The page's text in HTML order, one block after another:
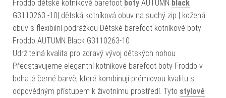
Froddo dětské kotníkové barefoot boty AUTUMN black
G3110263 -10| dětská kotníková obuv na suchý zip | kožená
obuv s flexibilní podrážkou Dětské barefoot kotníkové boty
Froddo AUTUMN Black G3110263-10
Udržitelná kvalita pro zdravý vývoj dětských nohou
Představujeme elegantní kotníkové barefoot boty Froddo v
bohaté černé barvě, které kombinují prémiovou kvalitu s
odpovědným přístupem k životnímu prostředí. Tyto stylové